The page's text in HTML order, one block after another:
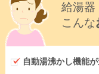
給湯器
こんな
自動湯沸かし機能